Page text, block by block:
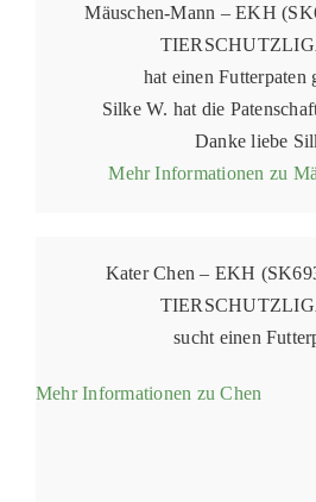
Mäuschen-Mann – EKH
hat einen Futterpaten
Silke W. hat die
Danke liebe
Mehr Informationen zu
Kater Chen – EKH
sucht einen
Mehr Informationen zu Chen